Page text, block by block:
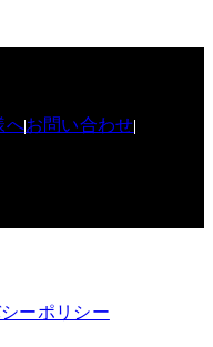
へお問い合わせ
ーポリシー